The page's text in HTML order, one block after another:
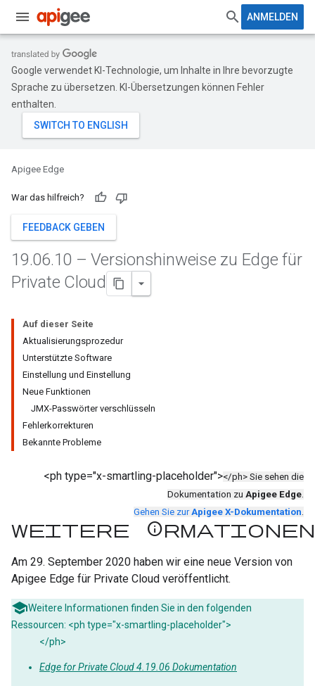
ANMELDEN
Google verwendet KI-Technologie, um Inhalte in Ihre bevorzugte
Sprache zu übersetzen. KI-Übersetzungen können Fehler
enthalten.
Apigee Edge
War das hilfreich?
FEEDBACK GEBEN
19.06.10 – Versionshinweise zu Edge für
Private Cloud
Auf dieser Seite
Aktualisierungsprozedur
Unterstützte Software
Einstellung und Einstellung
Neue Funktionen
JMX-Passwörter verschlüsseln
Fehlerkorrekturen
Bekannte Probleme
<ph type="x-smartling-placeholder"></ph> Sie sehen die
Dokumentation zu Apigee Edge.
Gehen Sie zurApigee X-Dokumentation.
Weitere Informationen
Am 29. September 2020 haben wir eine neue Version von
Apigee Edge für Private Cloud veröffentlicht.
Weitere Informationen finden Sie in den folgenden
Ressourcen: <ph type="x-smartling-placeholder">
</ph>
Edge for Private Cloud 4.19.06 Dokumentation